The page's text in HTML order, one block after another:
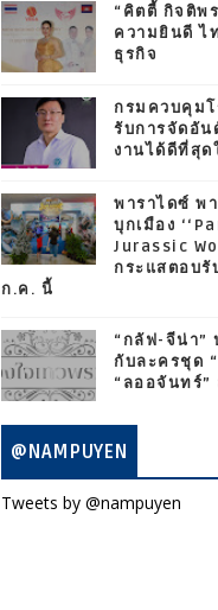
“คิตตี้ กิจติพ
ความยินดี ไ
ธุรกิจ
กรมควบคุม
รับการจัดอัน
งานได้ดีที่สุด
พาราไดซ์ พ
บุกเมือง
Jurassic
กระแสตอบรั
ก.ค. นี้
“กลัฟ-จีน่า”
กับละครชุด “
“ลออจันทร์
@NAMPUYEN
Tweets by @nampuyen